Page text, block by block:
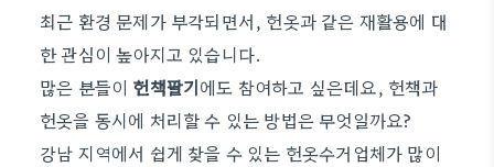
최근 환경 문제가 부각되면서, 헌옷과 같은 재활용에 대
한 관심이 높아지고 있습니다.
많은 분들이 헌책팔기에도 참여하고 싶은데요, 헌책과
헌옷을 동시에 처리할 수 있는 방법은 무엇일까요?
강남 지역에서 쉽게 찾을 수 있는 헌옷수거업체가 많이